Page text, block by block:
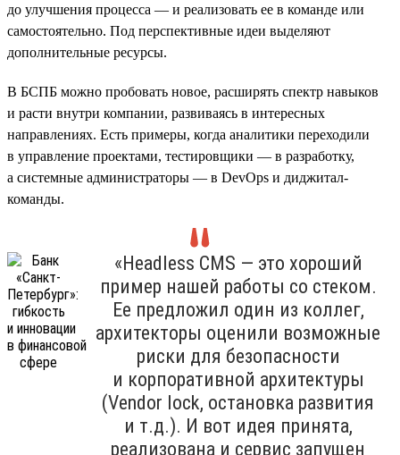
до улучшения процесса — и реализовать ее в команде или
самостоятельно. Под перспективные идеи выделяют
дополнительные ресурсы.
В БСПБ можно пробовать новое, расширять спектр навыков
и расти внутри компании, развиваясь в интересных
направлениях. Есть примеры, когда аналитики переходили
в управление проектами, тестировщики — в разработку,
а системные администраторы — в DevOps и диджитал-
команды.
«Headless CMS — это хороший
пример нашей работы со стеком.
Ее предложил один из коллег,
архитекторы оценили возможные
риски для безопасности
и корпоративной архитектуры
(Vendor lock, остановка развития
и т.д.). И вот идея принята,
реализована и сервис запущен